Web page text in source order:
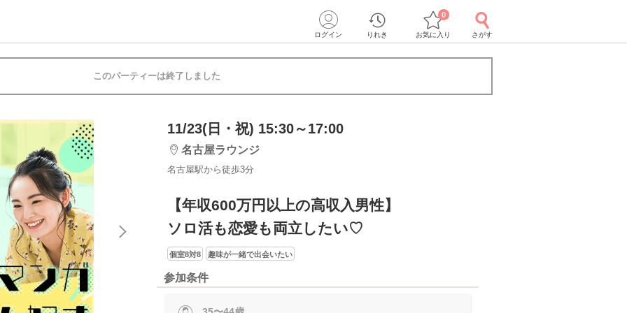
ログイン りれき お気に入り
0
さがす
このパーティーは終了しました
11/23(日・祝) 15:30～17:00
名古屋ラウンジ
名古屋駅から徒歩3分
【年収600万円以上の高収入男性】
ソロ活も恋愛も両立したい♡
個室8対8 趣味が一緒で出会いたい
参加条件